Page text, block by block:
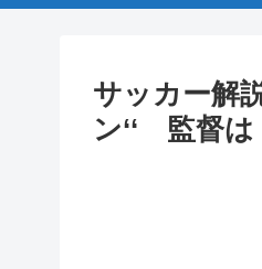
サッカー解
ン‘‘ 監督は